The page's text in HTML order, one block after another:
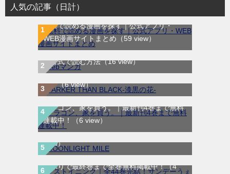
人気の記事（日計）
無料で読める漫画を探す｜公式アプリ・
WEB漫画サイトまとめ （59 view）
WEB漫画サイト一覧｜ブラウザで無料漫画
を公式で読む方法（16 view）
DARKER THAN BLACK-漆黒の花-｜全4巻完
結！マンガUP!で最終巻まで全巻無料配信
中！（6 view）
ドラゴン、家を買う。｜最新刊4巻まで無料
連載中！
（6 view）
MOONLIGHT MILE｜最新刊第23巻！マンガ
ワンで最新刊まで全巻無料配信中！（5
view）
ラストイニング｜全44巻完結！サンデーう
ぇぶりで最終巻まで全巻無料掲載中！（4